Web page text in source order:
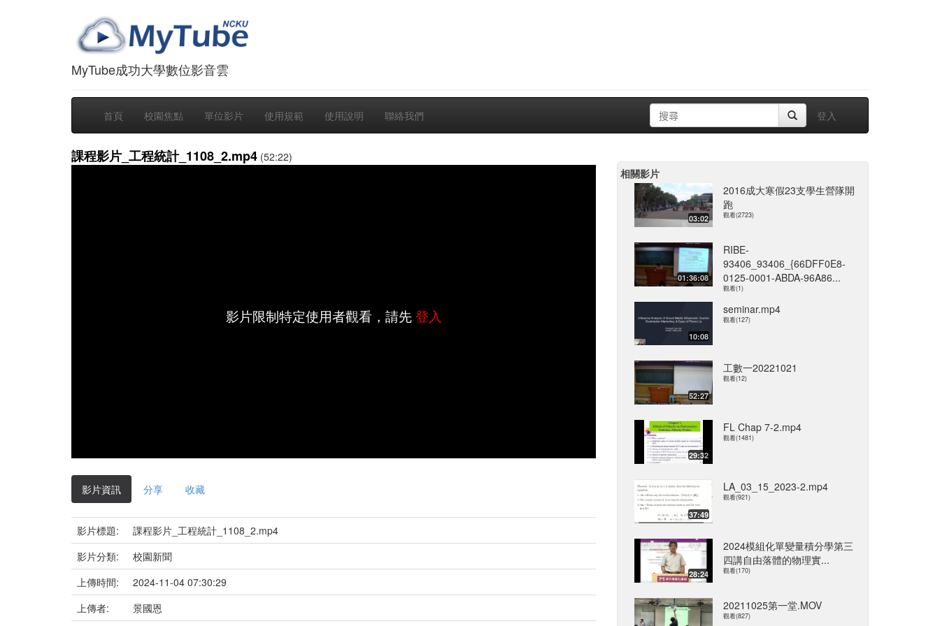
MyTube成功大學數位影音雲
首頁 校園焦點 單位影片 使用規範 使用說明 聯絡我們 登入
課程影片_工程統計_1108_2.mp4 (52:22)
影片限制特定使用者觀看，請先登入
影片資訊 分享 收藏
影片標題:
課程影片_工程統計_1108_2.mp4
影片分類:
校園新聞
上傳時間:
2024-11-04 07:30:29
上傳者:
景國恩
相關影片
03:02
2016成大寒假23支學生營隊開
跑
觀看(2723)
01:36:08
RIBE-
93406_93406_{66DFF0E8-
0125-0001-ABDA-96A86...
觀看(1)
10:08
seminar.mp4
觀看(127)
52:27
工數一20221021
觀看(12)
29:32
FL Chap 7-2.mp4
觀看(1481)
37:49
LA_03_15_2023-2.mp4
觀看(921)
28:24
2024模組化單變量積分學第三
四講自由落體的物理實...
觀看(170)
20211025第一堂.MOV
觀看(827)